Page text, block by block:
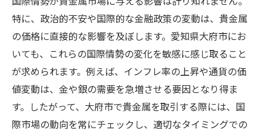
特に、政治的不安や国際的な金融政策の変動は、貴金属
の価格に直接的な影響を及ぼします。愛知県大府市にお
いても、これらの国際情勢の変化を敏感に感じ取ること
が求められます。例えば、インフレ率の上昇や通貨の価
値変動は、金や銀の需要を急増させる要因となり得ま
す。したがって、大府市で貴金属を取引する際には、国
際市場の動向を常にチェックし、適切なタイミングでの